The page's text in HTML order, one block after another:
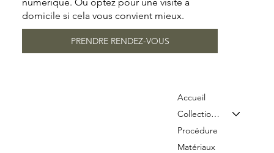
Accueil
Collection & Tarifs
Procédure
Matériaux
domicile si cela vous convient mieux.
PRENDRE RENDEZ-VOUS